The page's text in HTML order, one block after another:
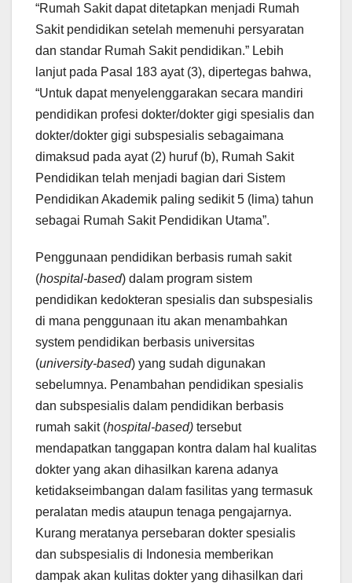
“Rumah Sakit dapat ditetapkan menjadi Rumah
Sakit pendidikan setelah memenuhi persyaratan
dan standar Rumah Sakit pendidikan.” Lebih
lanjut pada Pasal 183 ayat (3), dipertegas bahwa,
“Untuk dapat menyelenggarakan secara mandiri
pendidikan profesi dokter/dokter gigi spesialis dan
dokter/dokter gigi subspesialis sebagaimana
dimaksud pada ayat (2) huruf (b), Rumah Sakit
Pendidikan telah menjadi bagian dari Sistem
Pendidikan Akademik paling sedikit 5 (lima) tahun
sebagai Rumah Sakit Pendidikan Utama”.
Penggunaan pendidikan berbasis rumah sakit
(hospital-based) dalam program sistem
pendidikan kedokteran spesialis dan subspesialis
di mana penggunaan itu akan menambahkan
system pendidikan berbasis universitas
(university-based) yang sudah digunakan
sebelumnya. Penambahan pendidikan spesialis
dan subspesialis dalam pendidikan berbasis
rumah sakit (hospital-based) tersebut
mendapatkan tanggapan kontra dalam hal kualitas
dokter yang akan dihasilkan karena adanya
ketidakseimbangan dalam fasilitas yang termasuk
peralatan medis ataupun tenaga pengajarnya.
Kurang meratanya persebaran dokter spesialis
dan subspesialis di Indonesia memberikan
dampak akan kulitas dokter yang dihasilkan dari